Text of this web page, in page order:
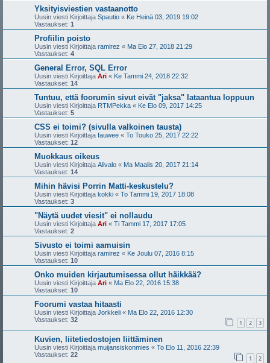
Yksityisviestien vastaanotto
Uusin viesti Kirjoittaja Spautio « Ke Heinä 03, 2019 19:02
Vastaukset: 1
Profiilin poisto
Uusin viesti Kirjoittaja ramirez « Ma Elo 27, 2018 21:29
Vastaukset: 4
General Error, SQL Error
Uusin viesti Kirjoittaja Ari « Ke Tammi 24, 2018 22:32
Vastaukset: 14
Tuntuu, että foorumin sivut eivät "jaksa" lataantua loppuun
Uusin viesti Kirjoittaja RTMPekka « Ke Elo 09, 2017 14:25
Vastaukset: 5
CSS ei toimi? (sivulla valkoinen tausta)
Uusin viesti Kirjoittaja fauwee « To Touko 25, 2017 22:22
Vastaukset: 12
Muokkaus oikeus
Uusin viesti Kirjoittaja Alivalo « Ma Maalis 20, 2017 21:14
Vastaukset: 14
Mihin hävisi Porrin Matti-keskustelu?
Uusin viesti Kirjoittaja kokki « To Tammi 19, 2017 18:08
Vastaukset: 3
"Näytä uudet viesit" ei nollaudu
Uusin viesti Kirjoittaja Ari « Ti Tammi 17, 2017 17:05
Vastaukset: 2
Sivusto ei toimi aamuisin
Uusin viesti Kirjoittaja ramirez « Ke Joulu 07, 2016 8:15
Vastaukset: 10
Onko muiden kirjautumisessa ollut häikkää?
Uusin viesti Kirjoittaja Ari « Ma Elo 22, 2016 15:38
Vastaukset: 10
Foorumi vastaa hitaasti
Uusin viesti Kirjoittaja Jorkkeli « Ma Elo 22, 2016 12:30
Vastaukset: 32 1 2 3
Kuvien, liitetiedostojen liittäminen
Uusin viesti Kirjoittaja muijansiskonmies « To Elo 11, 2016 22:39
Vastaukset: 22 1 2